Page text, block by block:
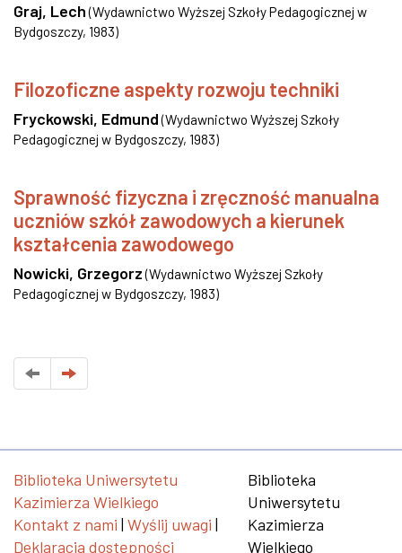
Graj, Lech (Wydawnictwo Wyższej Szkoły Pedagogicznej w
Bydgoszczy, 1983)
Filozoficzne aspekty rozwoju techniki
Fryckowski, Edmund (Wydawnictwo Wyższej Szkoły
Pedagogicznej w Bydgoszczy, 1983)
Sprawność fizyczna i zręczność manualna
uczniów szkół zawodowych a kierunek
kształcenia zawodowego
Nowicki, Grzegorz (Wydawnictwo Wyższej Szkoły
Pedagogicznej w Bydgoszczy, 1983)
Biblioteka Uniwersytetu
Kazimierza Wielkiego
Kontakt z nami | Wyślij uwagi |
Deklaracja dostępności
Biblioteka
Uniwersytetu
Kazimierza
Wielkiego